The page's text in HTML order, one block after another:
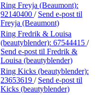
Ring Freyja (Beaumont):
92140400 / Send e-post til
Freyja (Beaumont)
Ring Fredrik & Louisa
(beautyblender): 67544415 /
Send e-post til Fredrik &
Louisa (beautyblender)
Ring Kicks (beautyblender):
23653619 / Send e-post til
Kicks (beautyblender)